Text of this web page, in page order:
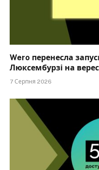
Wero перенесла
Люксембурзі на
7 Серпня 2026